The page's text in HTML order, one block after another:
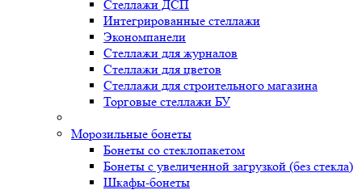
Стеллажи ДСП
Интегрированные стеллажи
Экономпанели
Стеллажи для журналов
Стеллажи для цветов
Стеллажи для строительного магазина
Торговые стеллажи БУ
Морозильные бонеты
Бонеты со стеклопакетом
Бонеты с увеличенной загрузкой (без стекла)
Шкафы-бонеты